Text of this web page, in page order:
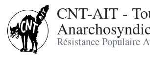
CNT-AIT -
Résistance Populaire